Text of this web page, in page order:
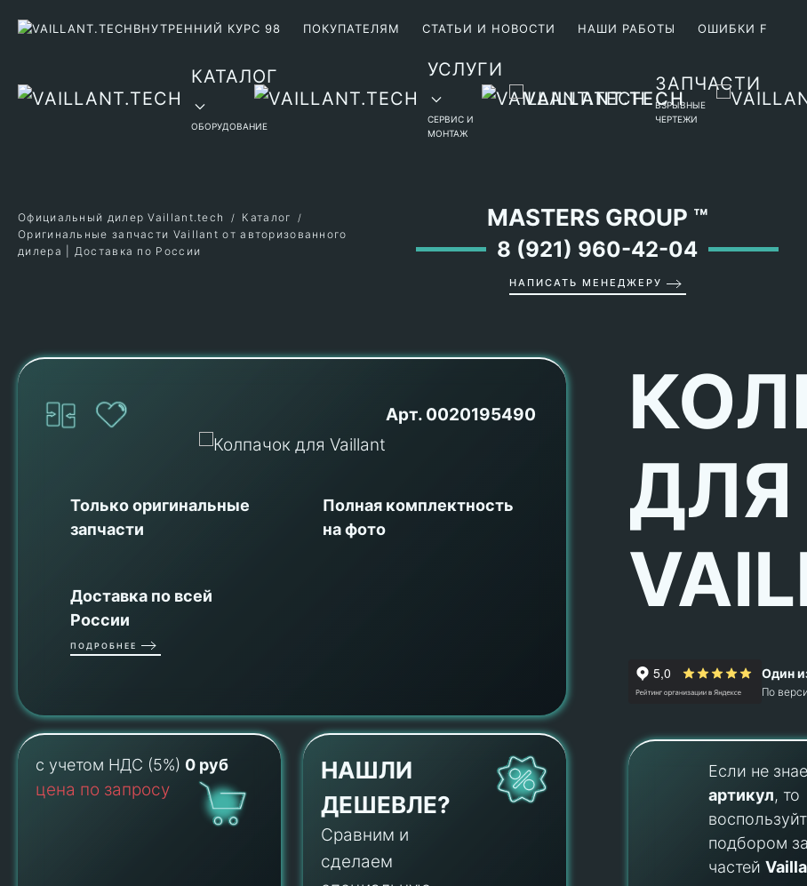
ВНУТРЕННИЙ КУРС 98 ПОКУПАТЕЛЯМ СТАТЬИ И НОВОСТИ НАШИ РАБОТЫ ОШИБКИ F
КАТАЛОГ
ОБОРУДОВАНИЕ
УСЛУГИ
СЕРВИС И
МОНТАЖ
ЗАПЧАСТИ
ВЗРЫВНЫЕ
ЧЕРТЕЖИ
MASTERS GROUP ™
8 (921) 960-42-04
НАПИСАТЬ МЕНЕДЖЕРУ
Официальный дилер Vaillant.tech
Каталог
Оригинальные запчасти Vaillant от авторизованного
дилера | Доставка по России
Арт. 0020195490
Только оригинальные
запчасти
Полная комплектность
на фото
Доставка по всей
России
ПОДРОБНЕЕ
с учетом НДС (5%) 0 руб
цена по запросу
НАШЛИ
ДЕШЕВЛЕ?
Сравним и
сделаем
ДЛЯ
Один
По
Если не
артикул, то
подбором
частей